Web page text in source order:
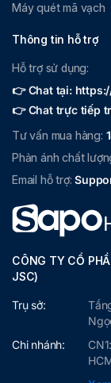
Máy quét mã vạch
Thông tin hỗ trợ
Hỗ trợ sử dụng:
👉 Chat tại:
👉 Chat trực tiếp
Tư vấn mua hàng:
Phản ánh chất
Email hỗ trợ:
CÔNG TY CỔ
JSC)
Trụ sở:
Chi nhánh: